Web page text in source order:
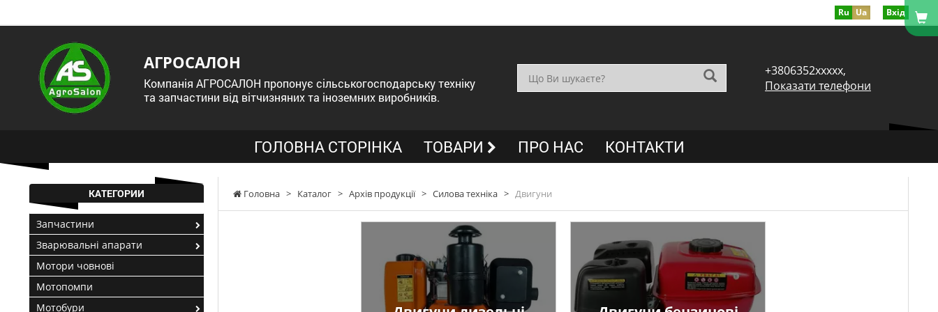
Ru Ua Вхід
АГРОСАЛОН
Компанія АГРОСАЛОН пропонує сільськогосподарську техніку
та запчастини від вітчизняних та іноземних виробників.
+3806352xxxxx,
Показати телефони
ГОЛОВНА СТОРІНКА ТОВАРИ ПРО НАС КОНТАКТИ
Головна > Каталог > Архів продукції > Силова техніка > Двигуни
КАТЕГОРИИ
Запчастини
Зварювальні апарати
Мотори човнові
Мотопомпи
Мотобури